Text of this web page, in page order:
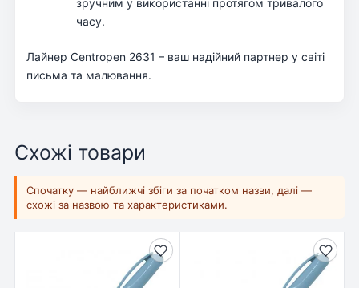
часу.
Лайнер Centropen 2631 – ваш надійний партнер у світі
письма та малювання.
Схожі товари
Спочатку — найближчі збіги за початком назви, далі —
схожі за назвою та характеристиками.